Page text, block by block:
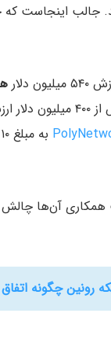
با بیش از ۴۰۰
همکاری آن‌ها
رونین چگونه اتفاق